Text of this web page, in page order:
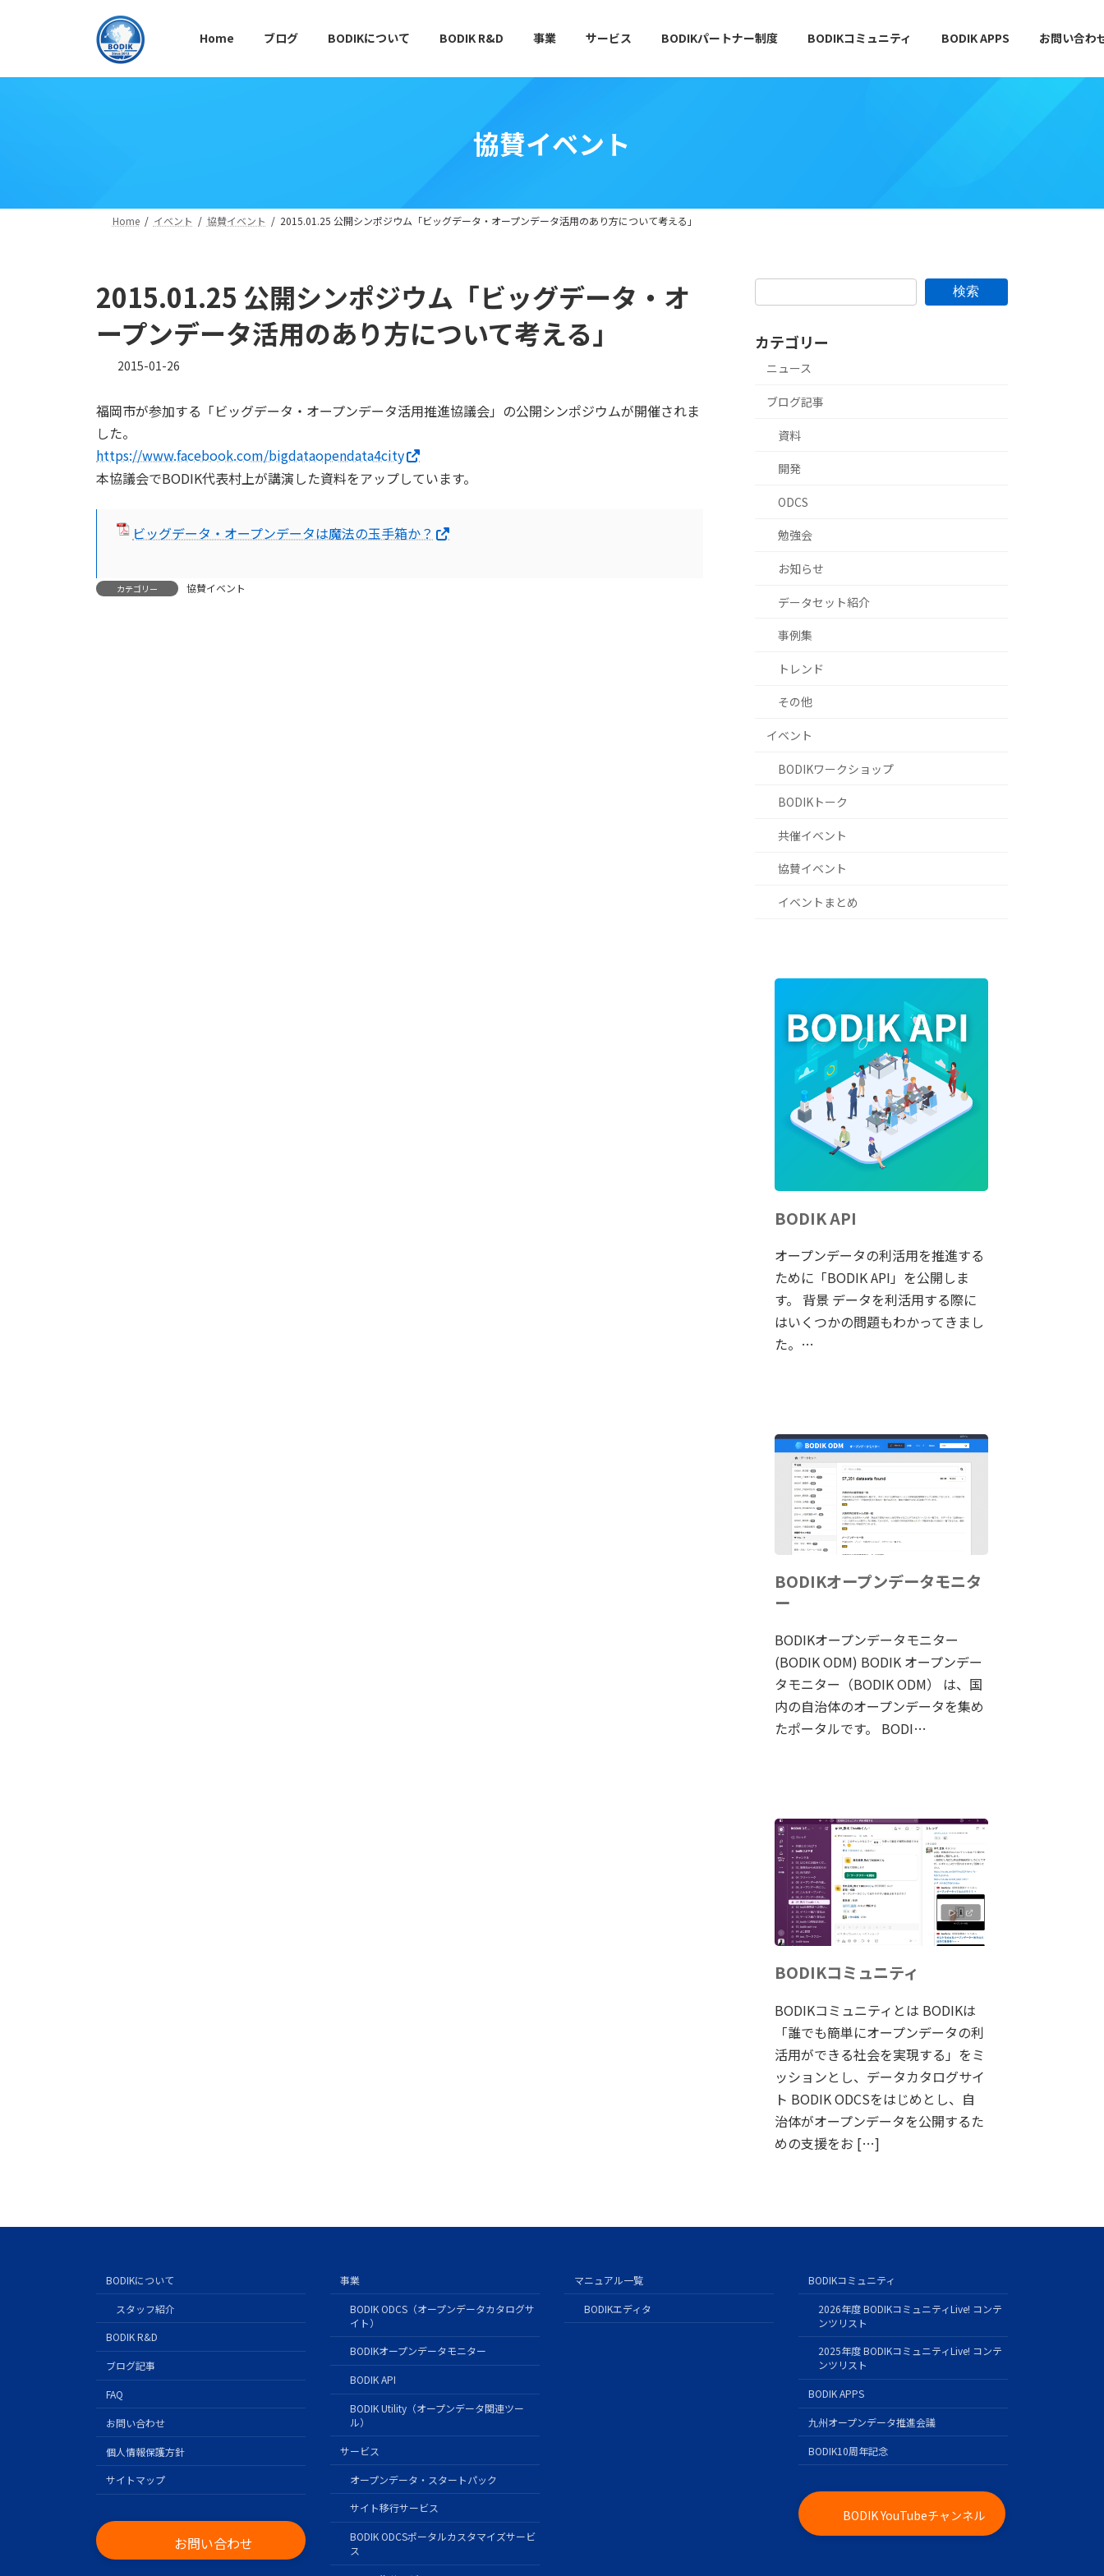
Home ブログ BODIKについて BODIK R&D 事業 サービス BODIKパートナー制度 BODIKコミュニティ BODIK APPS お問い合わ
協賛イベント
Home イベント 協賛イベント 2015.01.25 公開シンポジウム「ビッグデータ・オープンデータ活用のあり方について考える」
2015.01.25 公開シンポジウム「ビッグデータ・オ
ープンデータ活用のあり方について考える」
2015-01-26
福岡市が参加する「ビッグデータ・オープンデータ活用推進協議会」の公開シンポジウムが開催されま
した。
https://www.facebook.com/bigdataopendata4city
本協議会でBODIK代表村上が講演した資料をアップしています。
ビッグデータ・オープンデータは魔法の玉手箱か？
カテゴリー 協賛イベント
検索
カテゴリー
ニュース
ブログ記事
資料
開発
ODCS
勉強会
お知らせ
データセット紹介
事例集
トレンド
その他
イベント
BODIKワークショップ
BODIKトーク
共催イベント
協賛イベント
イベントまとめ
BODIK API
オープンデータの利活用を推進する
ために「BODIK API」を公開しま
す。 背景 データを利活用する際に
はいくつかの問題もわかってきまし
た。…
BODIKオープンデータモニタ
ー
BODIKオープンデータモニター
(BODIK ODM) BODIK オープンデー
タモニター（BODIK ODM） は、国
内の自治体のオープンデータを集め
たポータルです。 BODI…
BODIKコミュニティ
BODIKコミュニティとは BODIKは
「誰でも簡単にオープンデータの利
活用ができる社会を実現する」をミ
ッションとし、データカタログサイ
ト BODIK ODCSをはじめとし、自
治体がオープンデータを公開するた
めの支援をお […]
BODIKについて
スタッフ紹介
BODIK R&D
ブログ記事
FAQ
お問い合わせ
個人情報保護方針
サイトマップ
お問い合わせ
事業
BODIK ODCS（オープンデータカタログサ
イト）
BODIKオープンデータモニター
BODIK API
BODIK Utility（オープンデータ関連ツー
ル）
サービス
オープンデータ・スタートパック
サイト移行サービス
BODIK ODCSポータルカスタマイズサービ
ス
マニュアル一覧
BODIKエディタ
BODIKコミュニティ
2026年度 BODIKコミュニティLive! コンテ
ンツリスト
2025年度 BODIKコミュニティLive! コンテ
ンツリスト
BODIK APPS
九州オープンデータ推進会議
BODIK10周年記念
BODIK YouTubeチャンネル